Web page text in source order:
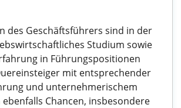
des Geschäftsführers sind in der
Studium sowie
in Führungspositionen
mit entsprechender
und unternehmerischem
Chancen, insbesondere